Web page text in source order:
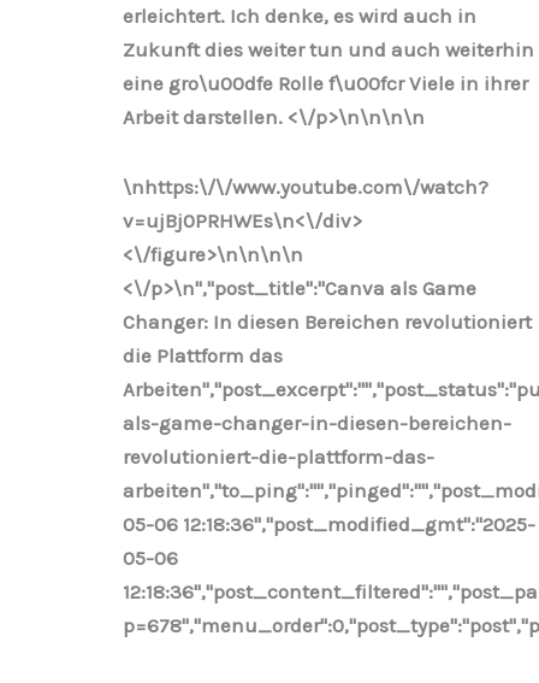
erleichtert. Ich denke, es wird auch in
Zukunft dies weiter tun und auch weiterhin
eine gro\u00dfe Rolle f\u00fcr Viele in ihrer
Arbeit darstellen. <\/p>\n\n\n\n
\nhttps:\/\/www.youtube.com\/watch?
v=ujBj0PRHWEs\n<\/div>
<\/figure>\n\n\n\n
<\/p>\n","post_title":"Canva als Game
Changer: In diesen Bereichen revolutioniert
die Plattform das
als-game-changer-in-diesen-bereichen-
revolutioniert-die-plattform-das-
05-06 12:18:36","post_modified_gmt":"2025-
05-06